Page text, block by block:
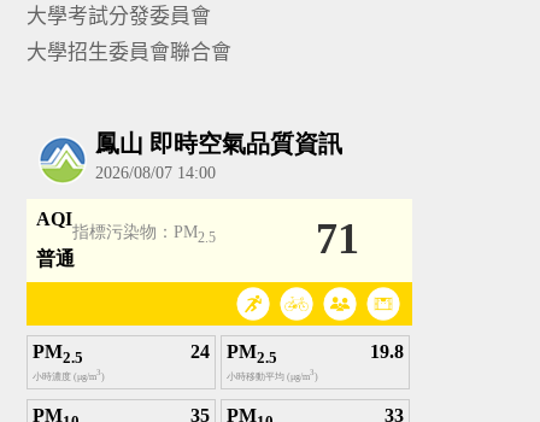
大學考試分發委員會
大學招生委員會聯合會